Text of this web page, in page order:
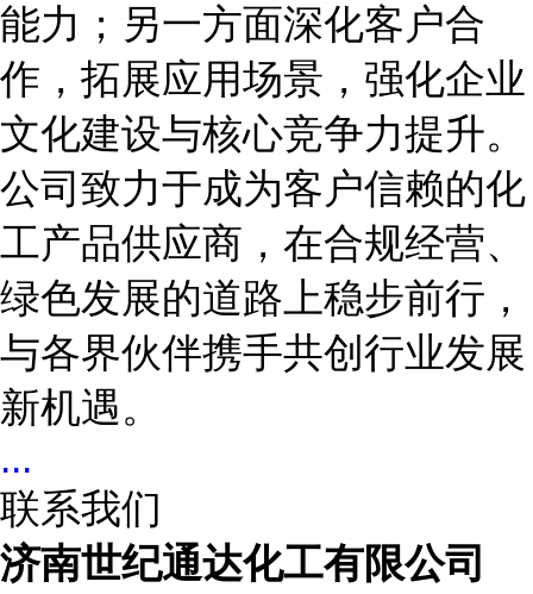
能力；另一方面深化客户合
作，拓展应用场景，强化企业
文化建设与核心竞争力提升。
公司致力于成为客户信赖的化
工产品供应商，在合规经营、
绿色发展的道路上稳步前行，
与各界伙伴携手共创行业发展
新机遇。
...
联系我们
济南世纪通达化工有限公司